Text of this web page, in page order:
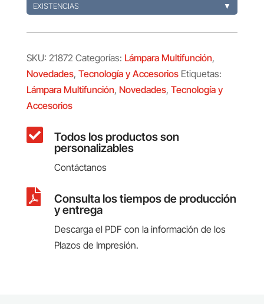
EXISTENCIAS ▼
SKU: 21872 Categorías: Lámpara Multifunción,
Novedades, Tecnología y Accesorios Etiquetas:
Lámpara Multifunción, Novedades, Tecnología y
Accesorios
 Todos los productos son
personalizables
Contáctanos
 Consulta los tiempos de producción
y entrega
Descarga el PDF con la información de los
Plazos de Impresión.